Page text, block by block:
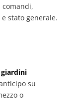
stato generale.
su
o